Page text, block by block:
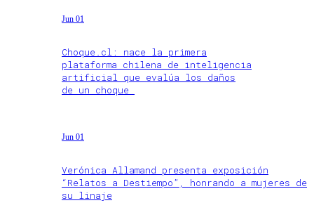
Jun 01
Choque.cl: nace la primera
plataforma chilena de inteligencia
artificial que evalúa los daños
de un choque
Jun 01
Verónica Allamand presenta exposición
“Relatos a Destiempo”, honrando a mujeres de
su linaje